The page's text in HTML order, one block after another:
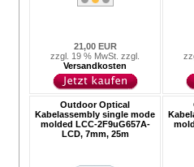
21,00 EUR
zzgl. 19 % MwSt. zzgl.
Versandkosten
Outdoor Optical
Kabelassembly single mode
molded LCC-2F9uG657A-
LCD, 7mm, 25m